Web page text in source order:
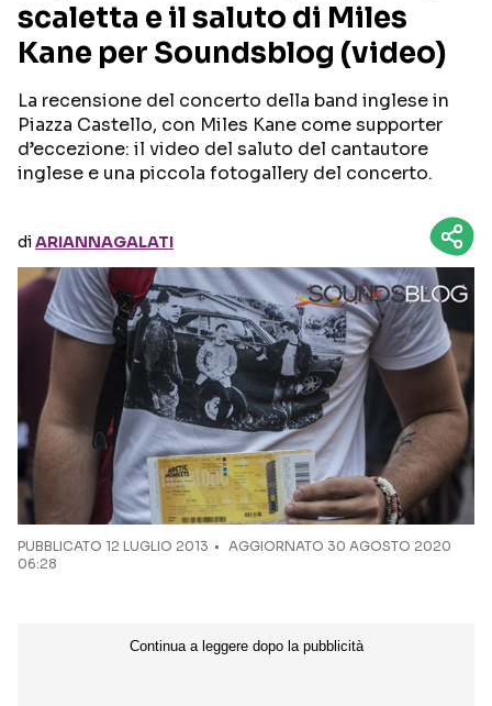
GOSSIP E CURIOSITÀ
TALENT SHOW
Seguici sui social
scaletta e il saluto di Miles
Kane per Soundsblog (video)
La recensione del concerto della band inglese in
Piazza Castello, con Miles Kane come supporter
d’eccezione: il video del saluto del cantautore
inglese e una piccola fotogallery del concerto.
diARIANNAGALATI
PUBBLICATO 12 LUGLIO 2013
AGGIORNATO 30 AGOSTO 2020
06:28